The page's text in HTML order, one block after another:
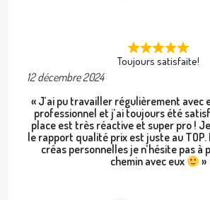
Toujours satisfaite!
12 décembre 2024
« J’ai pu travailler régulièrement avec
professionnel et j’ai toujours été
place est très réactive et super pro !
le rapport qualité prix est juste au TOP.
créas personnelles je n’hésite pas à
chemin avec eux
»